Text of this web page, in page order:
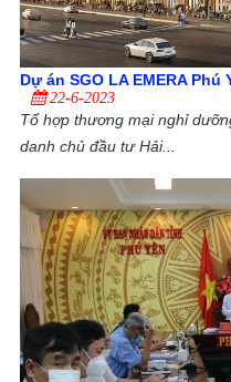
Dự án SGO LA EMERA Phú
22-6-2023
Tổ hợp thương mại nghỉ
danh chủ đầu tư Hải...